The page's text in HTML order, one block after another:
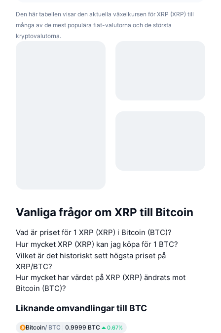
Den här tabellen visar den aktuella växelkursen för XRP (XRP) till
många av de mest populära fiat-valutorna och de största
kryptovalutorna.
Vanliga frågor om XRP till Bitcoin
Vad är priset för 1 XRP (XRP) i Bitcoin (BTC)?
Hur mycket XRP (XRP) kan jag köpa för 1 BTC?
Vilket är det historiskt sett högsta priset på
XRP/BTC?
Hur mycket har värdet på XRP (XRP) ändrats mot
Bitcoin (BTC)?
Liknande omvandlingar till BTC
Bitcoin/ BTC 0.9999 BTC 0.67%